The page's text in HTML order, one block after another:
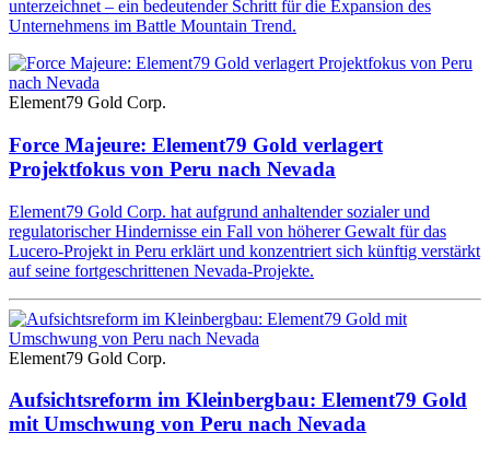
unterzeichnet – ein bedeutender Schritt für die Expansion des
Unternehmens im Battle Mountain Trend.
Element79 Gold Corp.
Force Majeure: Element79 Gold verlagert
Projektfokus von Peru nach Nevada
Element79 Gold Corp. hat aufgrund anhaltender sozialer und
regulatorischer Hindernisse ein Fall von höherer Gewalt für das
Lucero-Projekt in Peru erklärt und konzentriert sich künftig verstärkt
auf seine fortgeschrittenen Nevada-Projekte.
Element79 Gold Corp.
Aufsichtsreform im Kleinbergbau: Element79 Gold
mit Umschwung von Peru nach Nevada